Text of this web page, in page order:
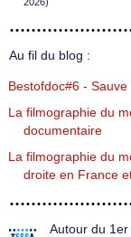
Au fil du blog :
Bestofdoc#6 -
La filmographie du
documentaire
La filmographie du
droite en France
Autour du